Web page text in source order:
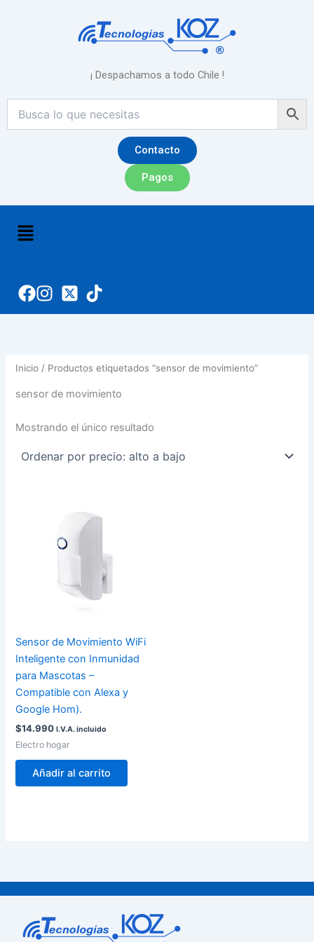
¡ Despachamos a todo Chile !
Contacto
Pagos
Menú
Inicio / Productos etiquetados “sensor de movimiento”
sensor de movimiento
Mostrando el único resultado
Sensor de Movimiento WiFi
Inteligente con Inmunidad
para Mascotas –
Compatible con Alexa y
Google Hom).
$14.990 I.V.A. incluido
Electro hogar
Añadir al carrito